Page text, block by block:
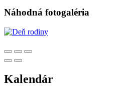
Náhodná fotogaléria
Kalendár